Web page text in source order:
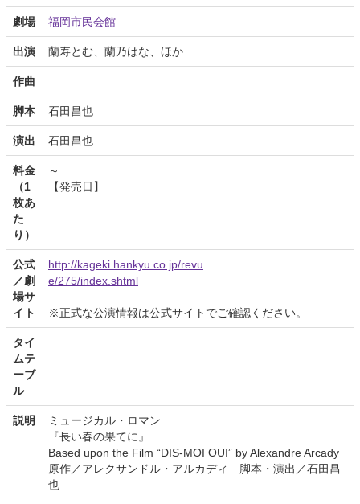
劇場 福岡市民会館
出演 蘭寿とむ、蘭乃はな、ほか
作曲
脚本 石田昌也
演出 石田昌也
料金
（1
枚あ
た
り）
～
【発売日】
公式
／劇
場サ
イト
http://kageki.hankyu.co.jp/revu
e/275/index.shtml
※正式な公演情報は公式サイトでご確認ください。
タイ
ムテ
ーブ
ル
説明
ミュージカル・ロマン
『長い春の果てに』
Based upon the Film “DIS-MOI OUI” by Alexandre Arcady
原作／アレクサンドル・アルカディ 脚本・演出／石田昌
也